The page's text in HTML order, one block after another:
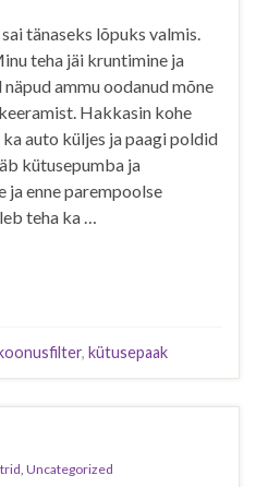
tänaseks lõpuks valmis.
teha jäi kruntimine ja
ammu oodanud mõne
Hakkasin kohe
ka auto küljes ja paagi poldid
kütusepumba ja
ja enne parempoolse
teha ka …
, kütusepaak
Uncategorized